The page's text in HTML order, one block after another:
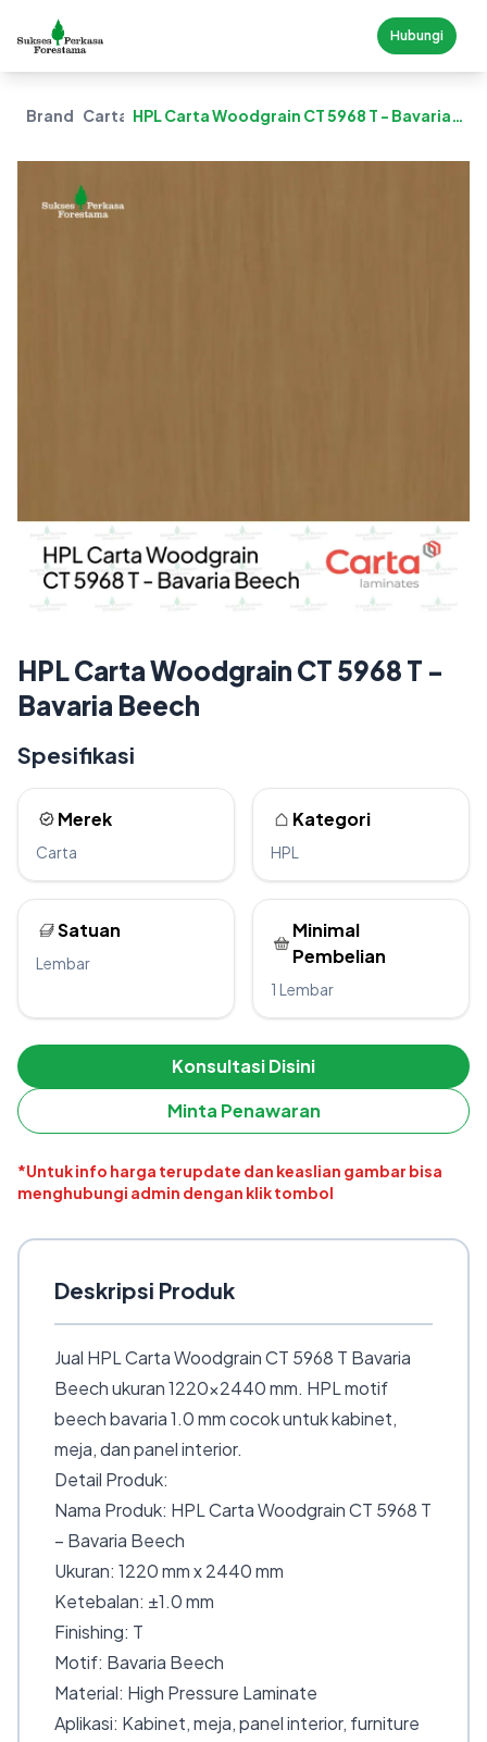
Hubungi
Brand Carta HPL Carta Woodgrain CT 5968 T - Bavaria
HPL Carta Woodgrain CT 5968 T -
Bavaria Beech
Spesifikasi
Merek
Carta
Kategori
HPL
Satuan
Lembar
Minimal
Pembelian
1 Lembar
Konsultasi Disini
Minta Penawaran
*Untuk info harga terupdate dan keaslian gambar bisa
menghubungi admin dengan klik tombol
Deskripsi Produk
Jual HPL Carta Woodgrain CT 5968 T Bavaria
Beech ukuran 1220×2440 mm. HPL motif
beech bavaria 1.0 mm cocok untuk kabinet,
meja, dan panel interior.
Detail Produk:
Nama Produk: HPL Carta Woodgrain CT 5968 T
– Bavaria Beech
Ukuran: 1220 mm x 2440 mm
Ketebalan: ±1.0 mm
Finishing: T
Motif: Bavaria Beech
Material: High Pressure Laminate
Aplikasi: Kabinet, meja, panel interior, furniture